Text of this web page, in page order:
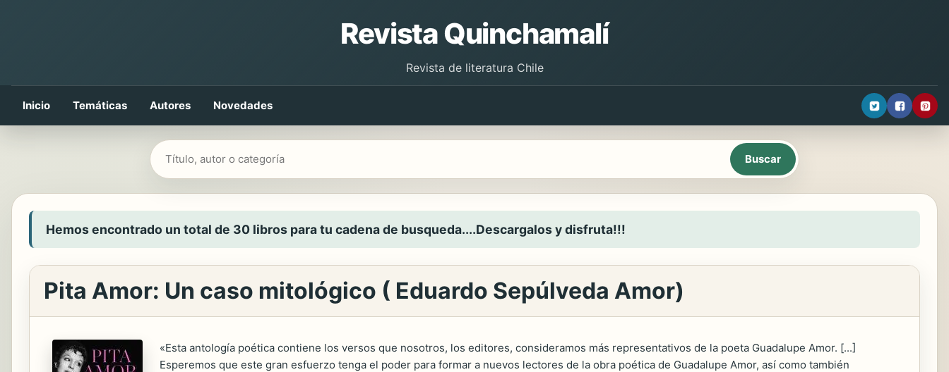
Revista Quinchamalí
Revista de literatura Chile
Inicio Temáticas Autores Novedades
Buscar libros
Hemos encontrado un total de 30 libros para tu cadena de busqueda....Descargalos y disfruta!!!
Pita Amor: Un caso mitológico ( Eduardo Sepúlveda Amor)
«Esta antología poética contiene los versos que nosotros, los editores, consideramos más representativos de la poeta Guadalupe Amor. [...]
Esperemos que este gran esfuerzo tenga el poder para formar a nuevos lectores de la obra poética de Guadalupe Amor, así como también